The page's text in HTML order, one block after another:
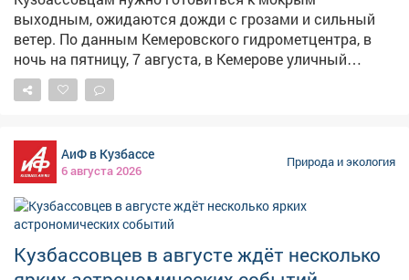
выходным, ожидаются дожди с грозами и сильный
ветер. По данным Кемеровского гидрометцентра, в
ночь на пятницу, 7 августа, в Кемерове уличный
градусник покажет+15,+17°C, пройдут
кратковременные дожди. Днём потеплеет до+24,+26°C,
целом по региону ночью+13,+18°C, днём+22,+27°C. При
этом надвигается настоящая буря. – Ночью 7.08 2026
на территории Кемеровской области ожидаются
местами кратковременные дожди, грозы, при грозах
местами сильные, очень сильные дожди, сильные
18-23 м/с, – сказали в ЦГМС. В субботу жуткие
АиФ в Кузбассе
6 августа 2026
Природа и экология
Кузбассовцев в августе ждёт несколько